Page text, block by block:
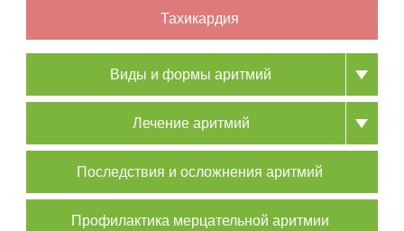
Тахикардия
Виды и формы аритмий
Лечение аритмий
Последствия и осложнения аритмий
Профилактика мерцательной аритмии